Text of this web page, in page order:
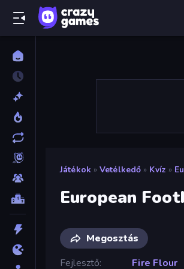
Játékok » Vetélkedő » Kvíz »
European
Megosztás
Fejlesztő
Fire Flour